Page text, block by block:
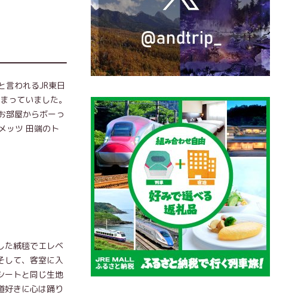
言われるJR東日
っていました。
部屋からボーっ
ッツ 田端のト
絨毯でエレベ
して、客室に入
ートと同じ生地
好きに心は踊り